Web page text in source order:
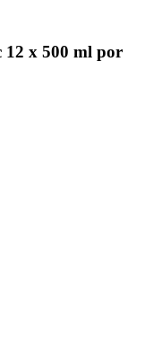
12 x 500 ml por